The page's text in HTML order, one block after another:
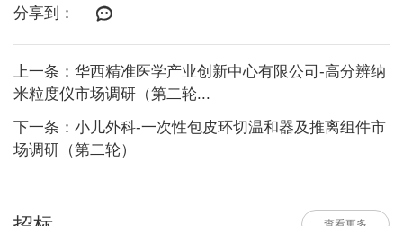
分享到：
上一条：华西精准医学产业创新中心有限公司-高分辨纳
米粒度仪市场调研（第二轮...
下一条：小儿外科-一次性包皮环切温和器及推离组件市
场调研（第二轮）